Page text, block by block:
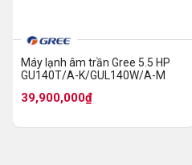
Máy lạnh âm trần Gree 5.5 HP
GU140T/A-K/GUL140W/A-M
39,900,000₫